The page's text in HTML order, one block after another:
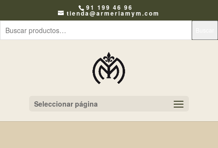
91 199 46 96
tienda@armeriamym.com
Seleccionar página